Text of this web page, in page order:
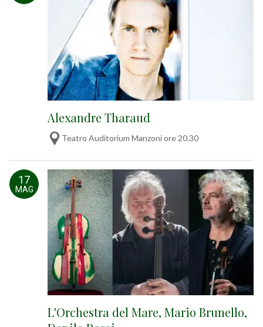
Alexandre Tharaud
Teatro Auditorium Manzoni ore 20.30
17
MAG
L'Orchestra del Mare, Mario Brunello,